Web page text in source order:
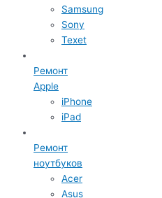
Samsung
Sony
Texet
Ремонт
Apple
iPhone
iPad
Ремонт
ноутбуков
Acer
Asus